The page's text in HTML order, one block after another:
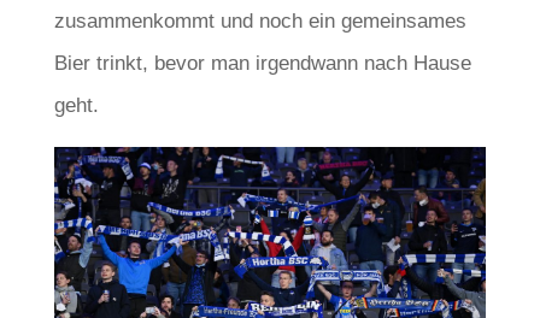
zusammenkommt und noch ein gemeinsames
Bier trinkt, bevor man irgendwann nach Hause
geht.